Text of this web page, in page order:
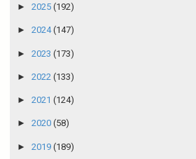
► 2025 (192)
► 2024(147)
► 2023 (173)
► 2022 (133)
► 2021 (124)
► 2020 (58)
► 2019 (189)